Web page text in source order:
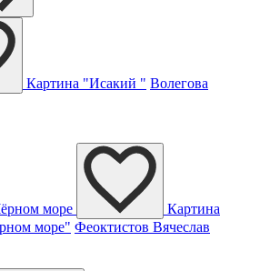
Картина "Исакий " Волегова
Картина
море" Феоктистов Вячеслав